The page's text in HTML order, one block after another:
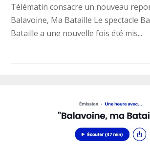
Télématin consacre un nouveau
Balavoine, Ma Bataille Le spectacle
Bataille a une nouvelle fois été mis...